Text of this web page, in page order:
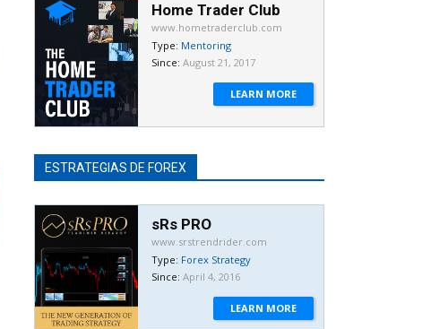
Home Trader Club
www.hometraderclub.com
Type: Mentoring
Since: August 21, 2017
LEARN MORE
ESTRATEGIAS DE FOREX
sRs PRO
www.srstrendrider.com
Type: Forex Strategy
Since: April 4, 2016
LEARN MORE